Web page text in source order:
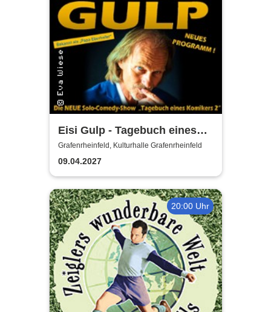
Eisi Gulp - Tagebuch eines
Komikers 2 (neues
Programm)
Grafenrheinfeld, Kulturhalle Grafenrheinfeld
09.04.2027
20:00 Uhr